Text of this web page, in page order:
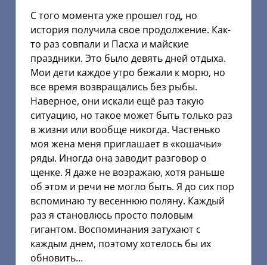
С того момента уже прошел год, но
история получила свое продолжение. Как-
то раз совпали и Пасха и майские
праздники. Это было девять дней отдыха.
Мои дети каждое утро бежали к морю, но
все время возвращались без рыбы.
Наверное, они искали ещё раз такую
ситуацию, но такое может быть только раз
в жизни или вообще никогда. Частенько
моя жена меня приглашает в «кошачьи»
ряды. Иногда она заводит разговор о
щенке. Я даже не возражаю, хотя раньше
об этом и речи не могло быть. Я до сих пор
вспоминаю ту весеннюю поляну. Каждый
раз я становлюсь просто половым
гигантом. Воспоминания затухают с
каждым днем, поэтому хотелось бы их
обновить…